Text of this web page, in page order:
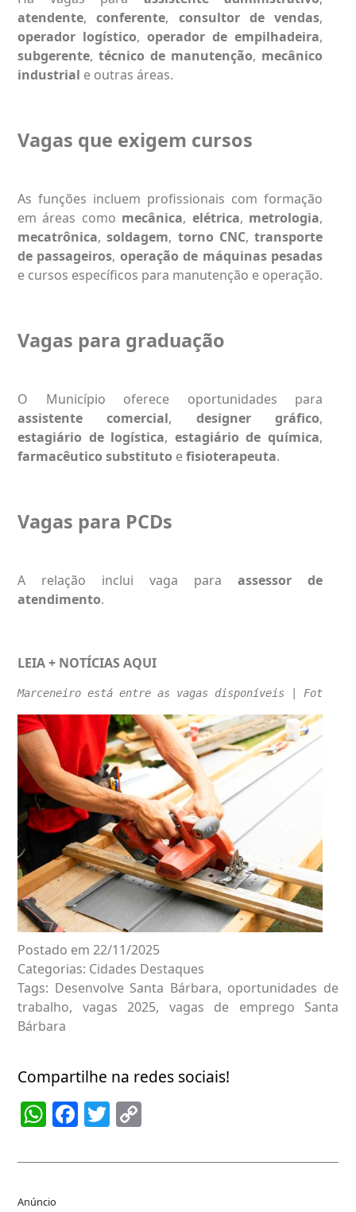
atendente,conferente, consultor de vendas,
operador logístico, operador de empilhadeira,
subgerente, técnico de manutenção, mecânico
industrial e outras áreas.
Vagas que exigem cursos
As funções incluem profissionais com formação
em áreas como mecânica, elétrica, metrologia,
mecatrônica,soldagem, torno CNC, transporte
de passageiros, operação de máquinas pesadas
e cursos específicos para manutenção e operação.
Vagas para graduação
O Município oferece oportunidades para
assistente comercial, designer gráfico,
estagiário de logística, estagiário de química,
farmacêutico substituto efisioterapeuta.
Vagas para PCDs
A relação inclui vaga para assessor de
atendimento.
LEIA + NOTÍCIAS AQUI
Marceneiro está entre as vagas disponíveis | Foto
Postado em 22/11/2025
Categorias: Cidades Destaques
Tags: Desenvolve Santa Bárbara, oportunidades de
trabalho, vagas 2025, vagas de emprego Santa
Bárbara
Compartilhe na redes sociais!
WhatsApp
Facebook
Twitter
Anúncio